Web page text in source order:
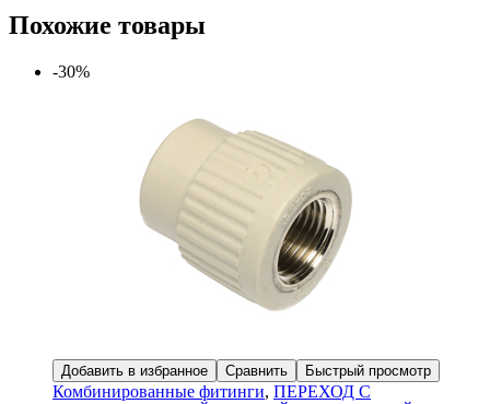
Похожие товары
-30%
Добавить в избранное Сравнить Быстрый просмотр
Комбинированные фитинги, ПЕРЕХОД С